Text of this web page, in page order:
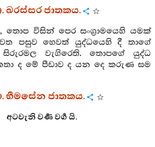
ඛරස්සර ජාතකය.
තොප විසින් පෙර සංග්‍රාමයෙහි යමක්
පසුව හෙවත් යුද්ධයෙහි දී තාගේ
වැගිරෙති. තොපගේ යුද්ධ
ද මේ පීඩාව ද යන දෙ කරුණ සම
භීමසේන ජාතකය.
අටවැනි වර්‍ණ වර්‍ග යි.